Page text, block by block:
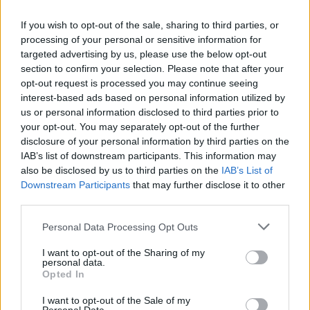
If you wish to opt-out of the sale, sharing to third parties, or
processing of your personal or sensitive information for
targeted advertising by us, please use the below opt-out
section to confirm your selection. Please note that after your
opt-out request is processed you may continue seeing
interest-based ads based on personal information utilized by
us or personal information disclosed to third parties prior to
your opt-out. You may separately opt-out of the further
disclosure of your personal information by third parties on the
IAB’s list of downstream participants. This information may
also be disclosed by us to third parties on the IAB’s List of
Downstream Participants that may further disclose it to other
Personal Data Processing Opt Outs
I want to opt-out of the Sharing of my
personal data.
Opted In
I want to opt-out of the Sale of my
disfrutar de este enclave continuaremos la
ruta por fértiles huertas, pastizales, dehesas
y repoblaciones de encinas y alcornoques
por un camino que discurre paralelo al río.
Durante este tramo, aves como el abejaruco,
el triguero, la tarabilla común el alcaudón, la
cogujada, el verdecillo o la abubilla nos
acompañan. Sobrevolándonos es frecuente
en busca de carroña Durante el recorrido,